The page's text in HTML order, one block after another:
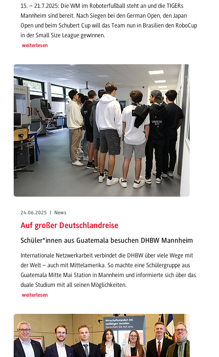
15. – 21.7.2025: Die WM im Roboterfußball steht an und die TIGERs
Mannheim sind bereit. Nach Siegen bei den German Open, den Japan
Open und beim Schubert Cup will das Team nun in Brasilien den RoboCup
in der Small Size League gewinnen.
weiterlesen
24.06.2025 | News
Auf großer Deutschlandreise
Schüler*innen aus Guatemala besuchen DHBW Mannheim
Internationale Netzwerkarbeit verbindet die DHBW über viele Wege mit
der Welt – auch mit Mittelamerika. So machte eine Schülergruppe aus
Guatemala Mitte Mai Station in Mannheim und informierte sich über das
duale Studium mit all seinen Möglichkeiten.
weiterlesen